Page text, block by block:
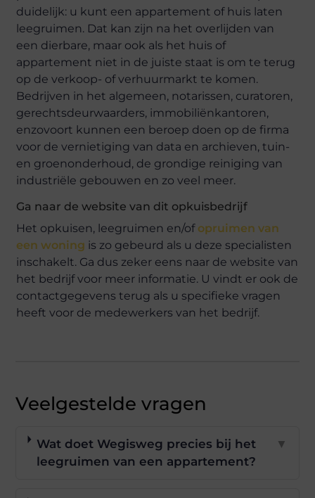
duidelijk: u kunt een appartement of huis laten
leegruimen. Dat kan zijn na het overlijden van
een dierbare, maar ook als het huis of
appartement niet in de juiste staat is om te terug
op de verkoop- of verhuurmarkt te komen.
Bedrijven in het algemeen, notarissen, curatoren,
gerechtsdeurwaarders, immobiliënkantoren,
enzovoort kunnen een beroep doen op de firma
voor de vernietiging van data en archieven, tuin-
en groenonderhoud, de grondige reiniging van
industriële gebouwen en zo veel meer.
Ga naar de website van dit opkuisbedrijf
Het opkuisen, leegruimen en/of opruimen van
een woning is zo gebeurd als u deze specialisten
inschakelt. Ga dus zeker eens naar de website van
het bedrijf voor meer informatie. U vindt er ook de
contactgegevens terug als u specifieke vragen
heeft voor de medewerkers van het bedrijf.
Veelgestelde vragen
Wat doet Wegisweg precies bij het
leegruimen van een appartement?
▼